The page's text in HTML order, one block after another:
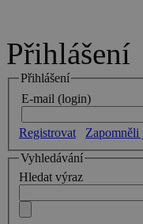
Přihlášení
Přihlášení
E-mail (login)
Registrovat
Zapomněli
Vyhledávání
Hledat výraz